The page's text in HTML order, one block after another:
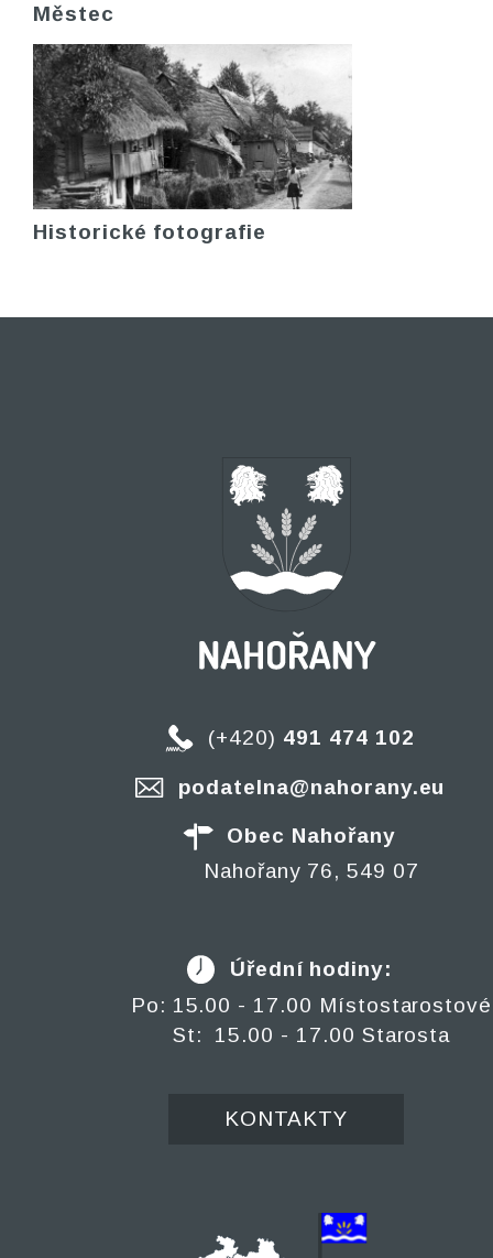
Městec
Historické fotografie
(+420) 491 474 102
podatelna@nahorany.eu
Obec Nahořany
Nahořany 76, 549 07
Úřední hodiny:
Po: 15.00 - 17.00 Místostarostové
St: 15.00 - 17.00 Starosta
KONTAKTY